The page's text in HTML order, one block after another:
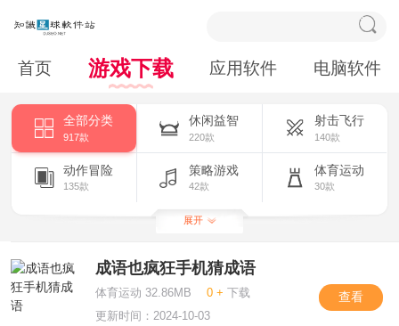
首页 游戏下载 应用软件 电脑软件
全部分类
917款
休闲益智
220款
射击飞行
140款
动作冒险
135款
策略游戏
42款
体育运动
30款
模拟养成
其他游戏
35款
卡牌棋牌
展开
成语也疯狂手机猜成语
体育运动 32.86MB 0 + 下载
更新时间：2024-10-03
查看